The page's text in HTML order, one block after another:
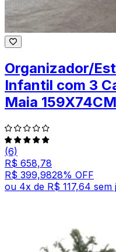
Organizador/
Infantil com 3
Maia
(6)
R$ 658,78
R$ 399,9828% OFF
ou 4x de R$ 117,64 sem